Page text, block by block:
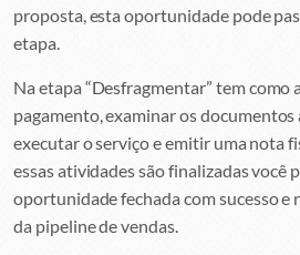
proposta, esta oportunidade pode
etapa.
Na etapa “Desfragmentar” tem como
pagamento, examinar os documentos
executar o serviço e emitir uma nota
essas atividades são finalizadas você
oportunidade fechada com sucesso
da pipeline de vendas.